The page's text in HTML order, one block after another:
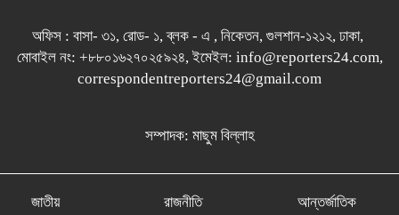
অফিস : বাসা- ৩১, রোড- ১, ব্লক - এ , নিকেতন, গুলশান-১২১২, ঢাকা,
মোবাইল নং: +৮৮০১৬২৭০২৫৯২৪, ইমেইল: info@reporters24.com,
correspondentreporters24@gmail.com
সম্পাদক: মাছুম বিল্লাহ
জাতীয় রাজনীতি আন্তর্জাতিক